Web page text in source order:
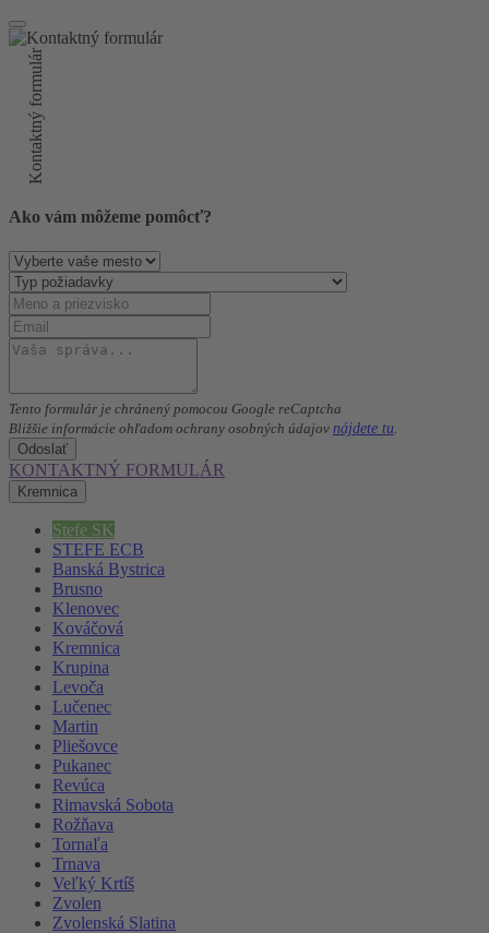
Kontaktný formulár
Ako vám môžeme pomôcť?
Tento formulár je chránený pomocou Google reCaptcha
Bližšie informácie ohľadom ochrany osobných údajov nájdete tu
Odoslať
KONTAKTNÝ FORMULÁR
Kremnica
Stefe SK
STEFE ECB
Banská Bystrica
Brusno
Klenovec
Kováčová
Kremnica
Krupina
Levoča
Lučenec
Martin
Pliešovce
Pukanec
Revúca
Rimavská Sobota
Rožňava
Tornaľa
Trnava
Veľký Krtíš
Zvolen
Zvolenská Slatina